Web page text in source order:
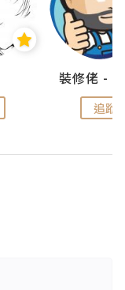
追蹤